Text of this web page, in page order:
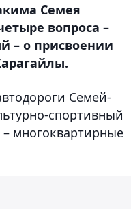
Семея
вопроса –
– о присвоении
Семей-
спортивный
многоквартирные